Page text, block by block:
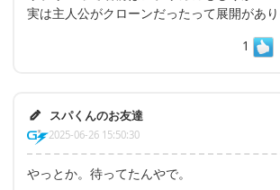
実は主人公がクローンだったって展開があり
1
スパくんのお友達
2025-06-26 15:50:30
やっとか。待ってたんやで。